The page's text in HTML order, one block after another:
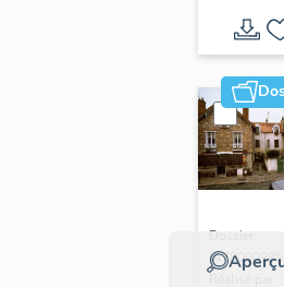
Dossier
IA78000985